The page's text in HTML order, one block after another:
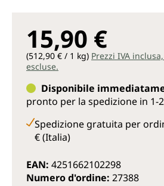
15,90 €
(512,90 € / 1 kg) Prezzi IVA
escluse.
Disponibile
pronto per la spedizione in 1-
Spedizione gratuita per
€ (Italia)
EAN: 4251662102298
Numero d'ordine: 27388